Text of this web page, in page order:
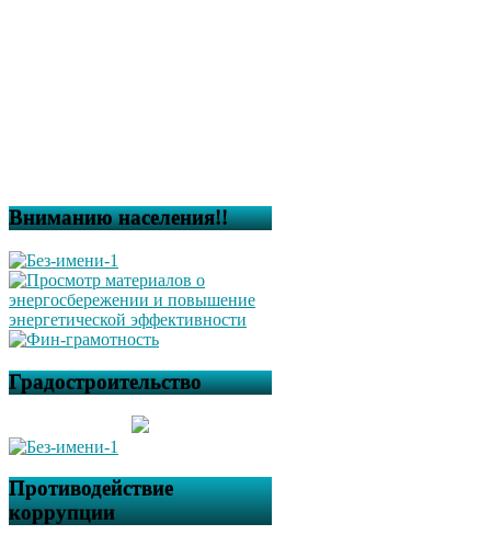
Вниманию населения!!
Градостроительство
Противодействие
коррупции